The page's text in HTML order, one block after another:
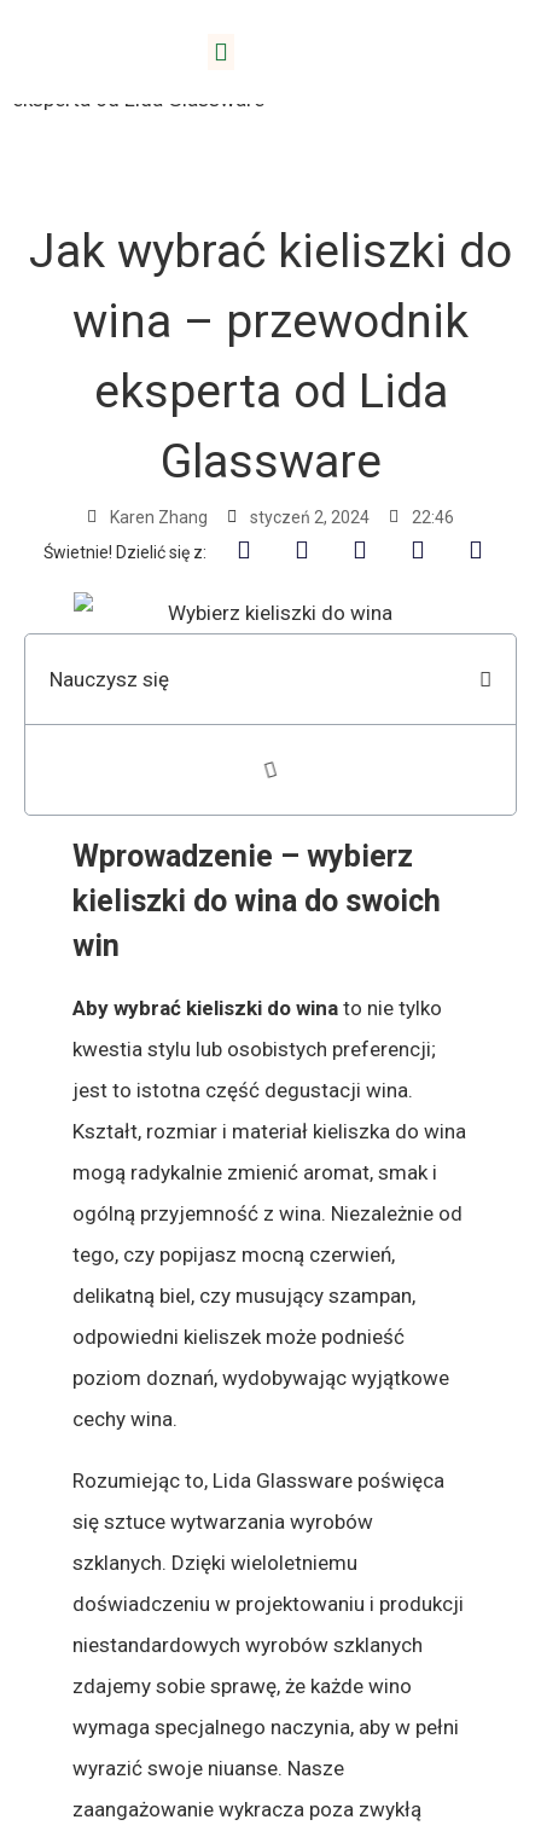
/ Jak wybrać kieliszki do wina – poradnik
eksperta od Lida Glassware
Jak wybrać kieliszki do
wina – przewodnik
eksperta od Lida
Glassware
Karen Zhang styczeń 2, 2024
22:46
Świetnie! Dzielić się z:
Nauczysz się
Wprowadzenie – wybierz
kieliszki do wina do swoich
win
Aby wybrać kieliszki do wina to nie tylko
kwestia stylu lub osobistych preferencji;
jest to istotna część degustacji wina.
Kształt, rozmiar i materiał kieliszka do wina
mogą radykalnie zmienić aromat, smak i
ogólną przyjemność z wina. Niezależnie od
tego, czy popijasz mocną czerwień,
delikatną biel, czy musujący szampan,
odpowiedni kieliszek może podnieść
poziom doznań, wydobywając wyjątkowe
cechy wina.
Rozumiejąc to, Lida Glassware poświęca
się sztuce wytwarzania wyrobów
szklanych. Dzięki wieloletniemu
doświadczeniu w projektowaniu i produkcji
niestandardowych wyrobów szklanych
zdajemy sobie sprawę, że każde wino
wymaga specjalnego naczynia, aby w pełni
wyrazić swoje niuanse. Nasze
zaangażowanie wykracza poza zwykłą